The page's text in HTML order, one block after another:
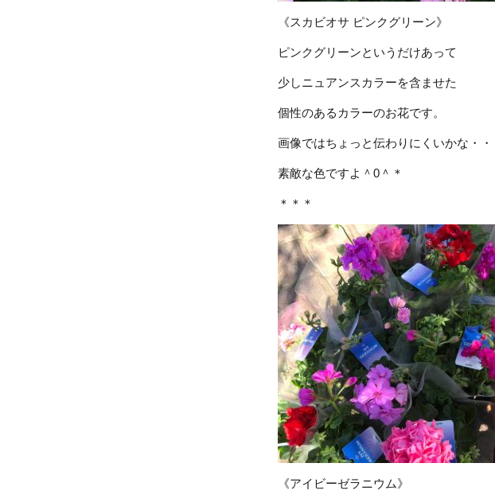
《スカビオサ ピンクグリーン》
ピンクグリーンというだけあって
少しニュアンスカラーを含ませた
個性のあるカラーのお花です。
画像ではちょっと伝わりにくいかな・・
素敵な色ですよ＾0＾＊
＊＊＊
《アイビーゼラニウム》